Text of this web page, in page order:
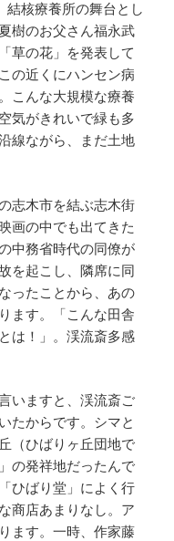
結核療養所の舞台とし
樹のお父さん福永武
草の花」を発表して
の近くにハンセン病
こんな大規模な療養
気がきれいで緑も多
線ながら、まだ土地
志木市を結ぶ志木街
画の中でも出てきた
中務省時代の同僚が
を起こし、隣席に同
ったことから、あの
ます。「こんな田舎
は！」。渓流斎多感
いますと、渓流斎ご
たからです。シマと
（ひばりヶ丘団地で
の発祥地だったんで
ひばり堂」によく行
商店あまりなし。ア
ます。一時、作家藤